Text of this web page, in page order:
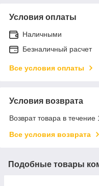
Условия оплаты
Наличными
Безналичный расчет
Все условия оплаты
Условия возврата
Возврат товара в
Все условия возврата
Подобные товары